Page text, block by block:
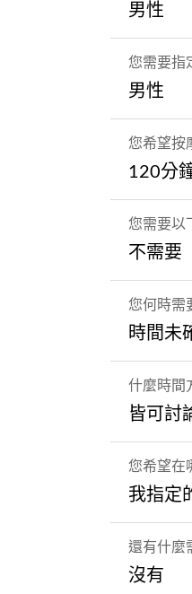
男性
您需要指
男性
您希望按
120分
您需要以
不需要
您何時需
時間未
什麼時間
皆可討
您希望在
我指定
還有什麼
沒有